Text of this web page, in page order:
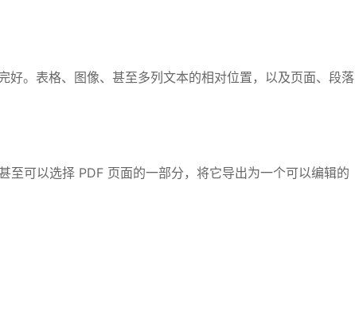
。表格、图像、甚至多列文本的相对位置，以及页面、段落
可以选择 PDF 页面的一部分，将它导出为一个可以编辑的